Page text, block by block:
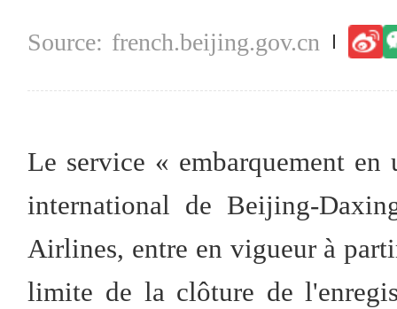
french.beijing.gov.cn
Le service « embarquement
international de Beijing-
Airlines, entre en vigueur à
limite de la clôture de